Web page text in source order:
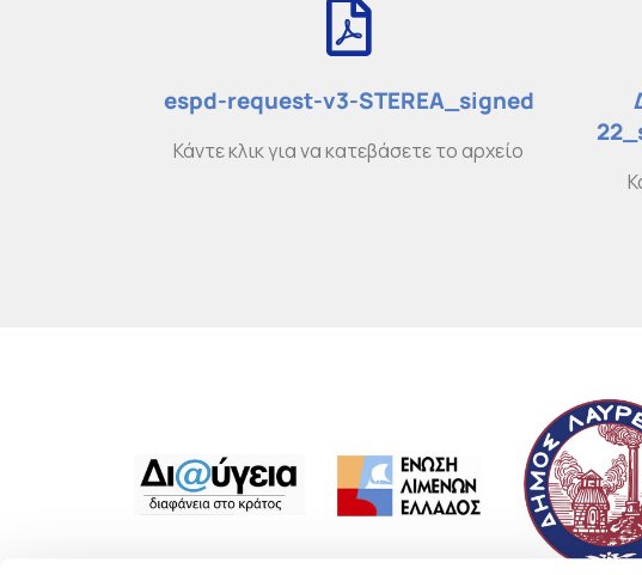
espd-request-v3-STEREA_signed
Κάντε κλικ για να κατεβάσετε το αρχείο